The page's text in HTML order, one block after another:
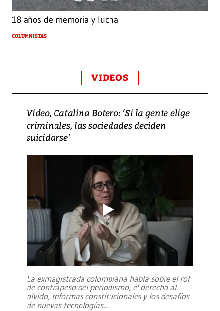
18 años de memoria y lucha
COLUMNISTAS
VIDEOS
Video, Catalina Botero: ‘Si la gente elige
criminales, las sociedades deciden
suicidarse’
La exmagistrada colombiana habla sobre el rol
de contrapeso del periodismo, el derecho al
olvido, reformas constitucionales y los desafíos
de nuevas tecnologías...